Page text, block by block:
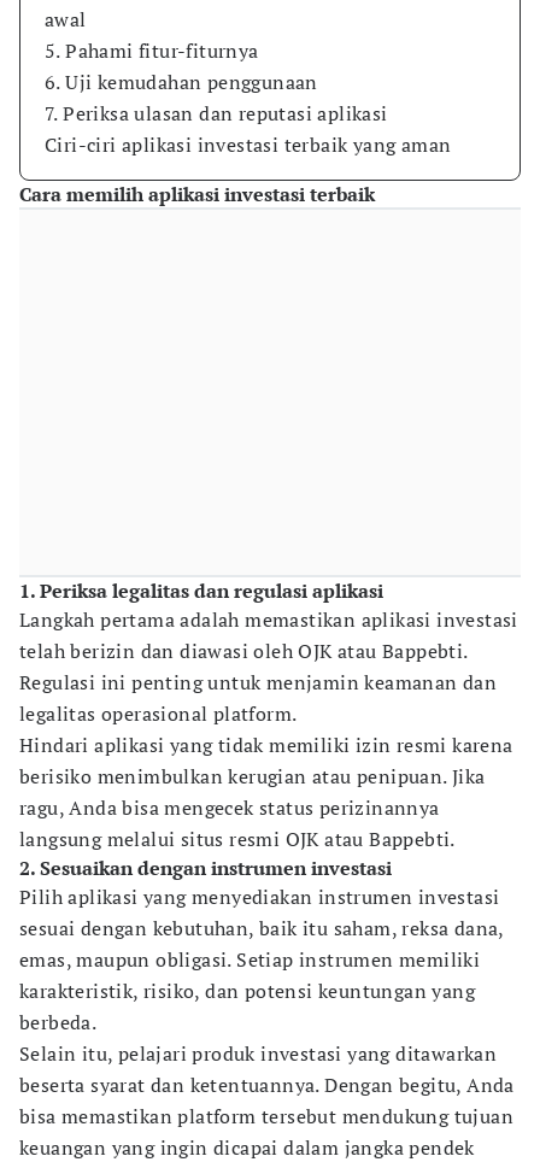
awal
5. Pahami fitur-fiturnya
6. Uji kemudahan penggunaan
7. Periksa ulasan dan reputasi aplikasi
Ciri-ciri aplikasi investasi terbaik yang aman
Cara memilih aplikasi investasi terbaik
1. Periksa legalitas dan regulasi aplikasi
Langkah pertama adalah memastikan aplikasi investasi
telah berizin dan diawasi oleh OJK atau Bappebti.
Regulasi ini penting untuk menjamin keamanan dan
legalitas operasional platform.
Hindari aplikasi yang tidak memiliki izin resmi karena
berisiko menimbulkan kerugian atau penipuan. Jika
ragu, Anda bisa mengecek status perizinannya
langsung melalui situs resmi OJK atau Bappebti.
2. Sesuaikan dengan instrumen investasi
Pilih aplikasi yang menyediakan instrumen investasi
sesuai dengan kebutuhan, baik itu saham, reksa dana,
emas, maupun obligasi. Setiap instrumen memiliki
karakteristik, risiko, dan potensi keuntungan yang
berbeda.
Selain itu, pelajari produk investasi yang ditawarkan
beserta syarat dan ketentuannya. Dengan begitu, Anda
bisa memastikan platform tersebut mendukung tujuan
keuangan yang ingin dicapai dalam jangka pendek